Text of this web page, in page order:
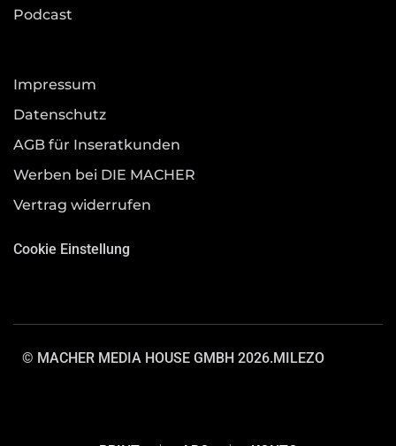
Podcast
Impressum
Datenschutz
AGB für Inseratkunden
Werben bei DIE MACHER
Vertrag widerrufen
Cookie Einstellung
© MACHER MEDIA HOUSE GMBH 2026.MILEZO